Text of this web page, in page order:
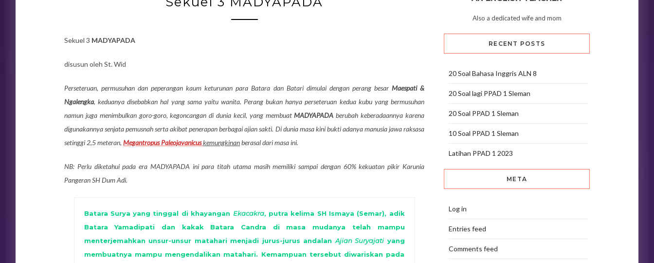
Sekuel 3 MADYAPADA
disusun oleh St. Wid
Perseteruan, permusuhan dan peperangan kaum keturunan para Batara dan Batari dimulai dengan perang besar Maespati &
Ngalengka, keduanya disebabkan hal yang sama yaitu wanita. Perang bukan hanya perseteruan kedua kubu yang bermusuhan
namun juga menimbulkan goro-goro, kegoncangan di dunia kecil, yang membuatMADYAPADA berubah keberadaannya karena
digunakannya senjata pemusnah serta akibat penerapan berbagai ajian sakti. Di dunia masa kini bukti adanya manusia jawa raksasa
setinggi 2,5 meteran, Megantropus Paleojavanicuskemungkinanberasal dari masa ini.
NB: Perlu diketahui pada era MADYAPADA ini para titah utama masih memiliki sampai dengan 60% kekuatan pikir Karunia
Pangeran SH Dum Adi.
Batara Surya yang tinggal di khayangan Ekacakra, putra kelima SH Ismaya (Semar), adik
Batara Yamadipati dan kakak Batara Candra di masa mudanya telah mampu
menterjemahkan unsur-unsur matahari menjadi jurus-jurus andalan Ajian Suryajati yang
membuatnya mampu mengendalikan matahari. Kemampuan tersebut diwariskan pada
Also a dedicated wife and mom
RECENT POSTS
20 Soal Bahasa Inggris ALN 8
20 Soal lagi PPAD 1 Sleman
20 Soal PPAD 1 Sleman
10 Soal PPAD 1 Sleman
Latihan PPAD 1 2023
META
Log in
Entries feed
Comments feed